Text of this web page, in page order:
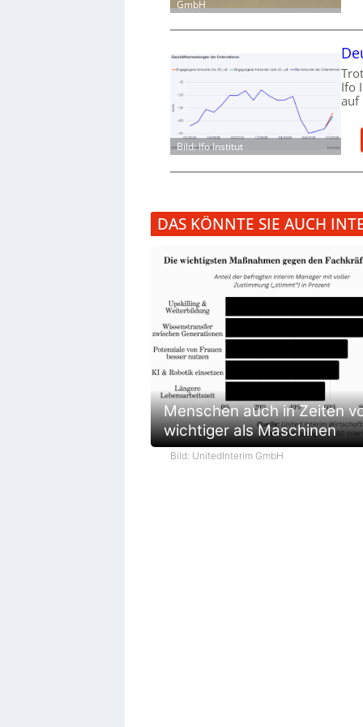
GmbH
Bild: Ifo Institut
Ifo
auf
DAS KÖNNTE SIE AUCH
Menschen auch in Zeiten
wichtiger als Maschinen
Bild: UnitedInterim GmbH